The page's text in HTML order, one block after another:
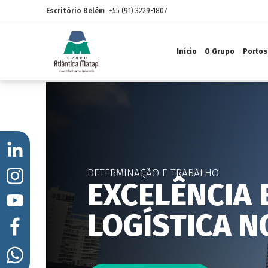
Escritório Belém +55 (91) 3229-1807
Início O Grupo
DETERMINAÇÃO E TRABALHO
EXCELÊNCIA
LOGÍSTICA